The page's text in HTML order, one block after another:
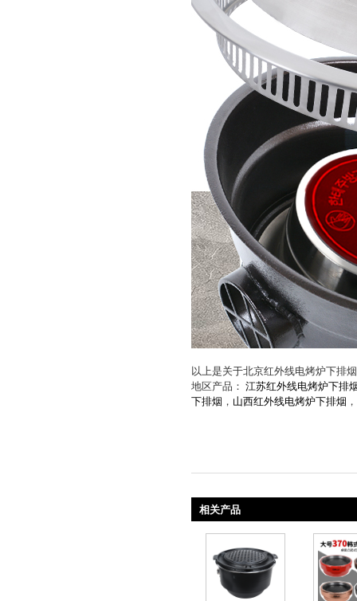
以上是关于北京红外线电烤炉下排
地区产品： 江苏红外线电烤炉下排
下排烟 ， 山西红外线电烤炉下排烟 ，
相关产品